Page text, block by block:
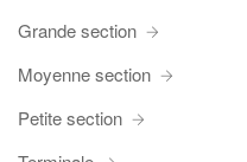
Grande section
Moyenne section
Petite section